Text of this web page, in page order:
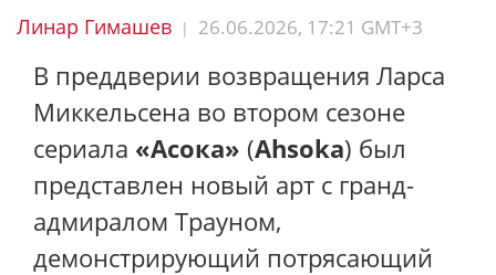
Линар Гимашев | 26.06.2026, 17:21 GMT+3
В преддверии возвращения Ларса
Миккельсена во втором сезоне
сериала «Асока» (Ahsoka) был
представлен новый арт с гранд-
адмиралом Трауном,
демонстрирующий потрясающий